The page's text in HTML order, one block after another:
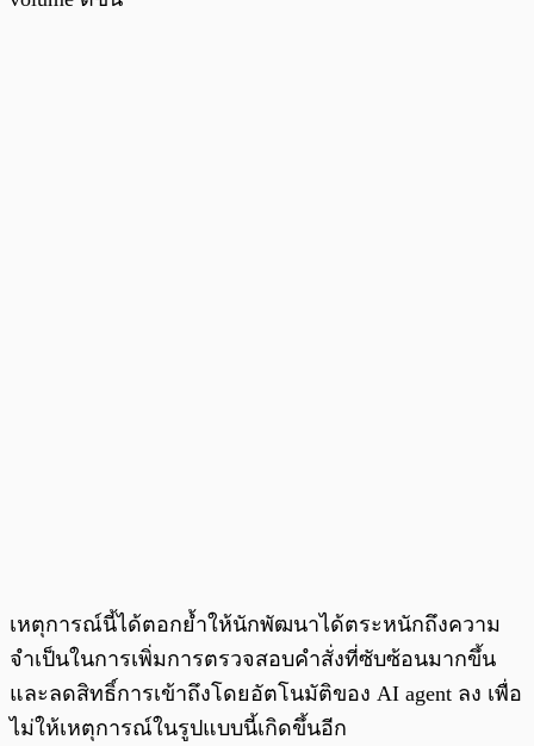
เหตุการณ์นี้ได้ตอกย้ำให้นักพัฒนาได้ตระหนักถึงความ
จำเป็นในการเพิ่มการตรวจสอบคำสั่งที่ซับซ้อนมากขึ้น
และลดสิทธิ์การเข้าถึงโดยอัตโนมัติของ AI agent ลง เพื่อ
ไม่ให้เหตุการณ์ในรูปแบบนี้เกิดขึ้นอีก